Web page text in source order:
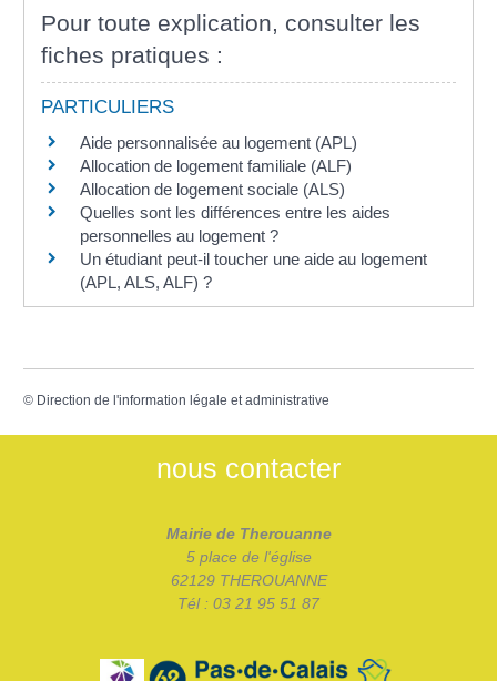
Pour toute explication, consulter les
fiches pratiques :
PARTICULIERS
Aide personnalisée au logement (APL)
Allocation de logement familiale (ALF)
Allocation de logement sociale (ALS)
Quelles sont les différences entre les aides
personnelles au logement ?
Un étudiant peut-il toucher une aide au logement
(APL, ALS, ALF) ?
© Direction de l'information légale et administrative
nous contacter
Mairie de Therouanne
5 place de l'église
62129 THEROUANNE
Tél : 03 21 95 51 87